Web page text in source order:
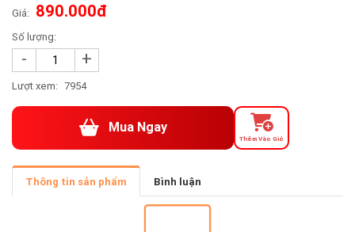
Giá: 890.000đ
Số lượng:
- +
Lượt xem: 7954
Mua Ngay
Thêm Vào Giỏ
Thông tin sản phẩm Bình luận